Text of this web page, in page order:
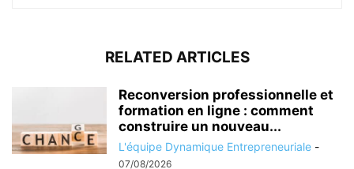
RELATED ARTICLES
Reconversion professionnelle et
formation en ligne : comment
construire un nouveau...
L'équipe Dynamique Entrepreneuriale -
07/08/2026